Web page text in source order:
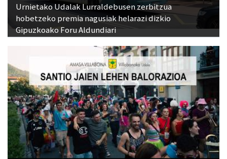
Urnietako Udalak Lurraldebusen zerbitzua
hobetzeko premia nagusiak helarazi dizkio
Gipuzkoako Foru Aldundiari